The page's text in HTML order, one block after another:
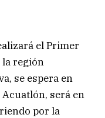
el Primer
la región
se espera en
Acuatlón, será en
por la